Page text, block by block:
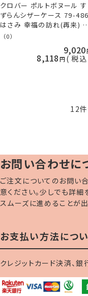
クロバー ポルトボヌール す
ずらんシザーケース 79-486
はさみ 幸福の訪れ(再来)
の日 贈り物 プレゼント 敬老
（0）
9,020
8,118 税込
12
お問い合わせに
ご注文についてのお問い
意ください。少しでも詳
スムーズに進めることが出
お支払い方法につ
クレジットカード決済、